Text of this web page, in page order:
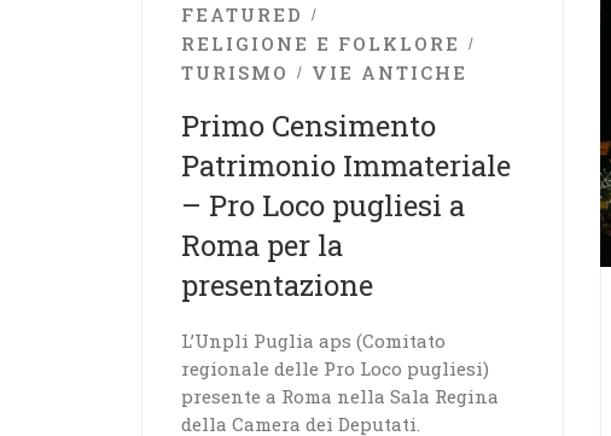
FEATURED
RELIGIONE E FOLKLORE
TURISMO
VIE ANTICHE
Primo Censimento
Patrimonio Immateriale
– Pro Loco pugliesi a
Roma per la
presentazione
L’Unpli Puglia aps (Comitato
regionale delle Pro Loco pugliesi)
presente a Roma nella Sala Regina
della Camera dei Deputati.